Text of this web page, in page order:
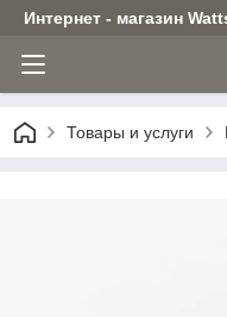
Интернет - магазин
Товары и услуги